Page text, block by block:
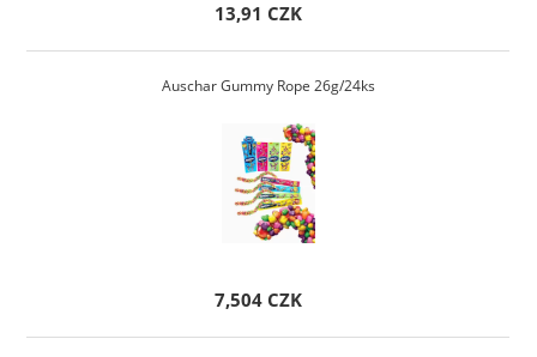
13,91 CZK
Auschar Gummy Rope 26g/24ks
7,504 CZK